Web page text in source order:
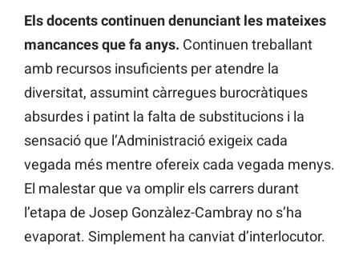
Els docents continuen denunciant les mateixes
mancances que fa anys. Continuen treballant
amb recursos insuficients per atendre la
diversitat, assumint càrregues burocràtiques
absurdes i patint la falta de substitucions i la
sensació que l’Administració exigeix cada
vegada més mentre ofereix cada vegada menys.
El malestar que va omplir els carrers durant
l’etapa de Josep Gonzàlez-Cambray no s’ha
evaporat. Simplement ha canviat d’interlocutor.